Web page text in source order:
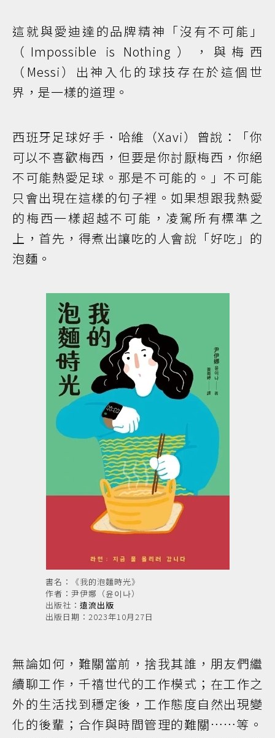
這就與愛迪達的品牌精神「沒有不可能」
（Impossible is Nothing），與梅西
（Messi）出神入化的球技存在於這個世
界，是一樣的道理。
西班牙足球好手．哈維（Xavi）曾說：「你
可以不喜歡梅西，但要是你討厭梅西，你絕
不可能熱愛足球。那是不可能的。」不可能
只會出現在這樣的句子裡。如果想跟我熱愛
的梅西一樣超越不可能，凌駕所有標準之
上，首先，得煮出讓吃的人會說「好吃」的
泡麵。
書名：《我的泡麵時光》
作者：尹伊娜（윤이나）
出版社： 遠流出版
出版日期：2023年10月27日
無論如何，難關當前，捨我其誰，朋友們繼
續聊工作，千禧世代的工作模式；在工作之
外的生活找到穩定後，工作態度自然出現變
化的後輩；合作與時間管理的難關……等。